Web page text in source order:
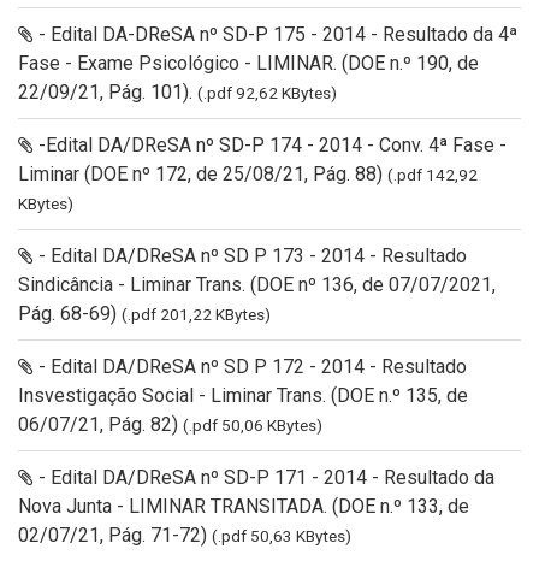
- Edital DA-DReSA nº SD-P 175 - 2014 - Resultado da 4ª
Fase - Exame Psicológico - LIMINAR. (DOE n.º 190, de
22/09/21, Pág. 101). (.pdf 92,62 KBytes)
-Edital DA/DReSA nº SD-P 174 - 2014 - Conv. 4ª Fase -
Liminar (DOE nº 172, de 25/08/21, Pág. 88) (.pdf 142,92
KBytes)
- Edital DA/DReSA nº SD P 173 - 2014 - Resultado
Sindicância - Liminar Trans. (DOE nº 136, de 07/07/2021,
Pág. 68-69) (.pdf 201,22 KBytes)
- Edital DA/DReSA nº SD P 172 - 2014 - Resultado
Insvestigação Social - Liminar Trans. (DOE n.º 135, de
06/07/21, Pág. 82) (.pdf 50,06 KBytes)
- Edital DA/DReSA nº SD-P 171 - 2014 - Resultado da
Nova Junta - LIMINAR TRANSITADA. (DOE n.º 133, de
02/07/21, Pág. 71-72) (.pdf 50,63 KBytes)